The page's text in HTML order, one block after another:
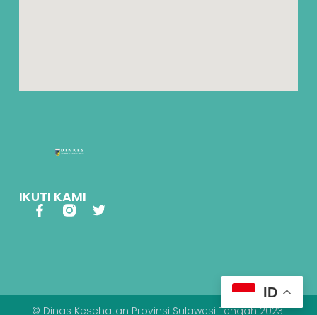
IKUTI KAMI
© Dinas Kesehatan Provinsi Sulawesi Tengah 2023.
ID